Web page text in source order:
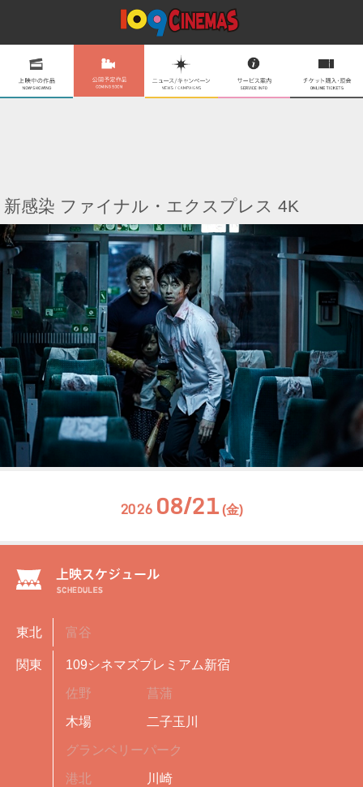
新感染 ファイナル・エクスプレス 4K
2026 08/21 (金)
東北 富谷
関東 109シネマズプレミアム新宿
佐野 菖蒲
木場 二子玉川
グランベリーパーク
港北 川崎